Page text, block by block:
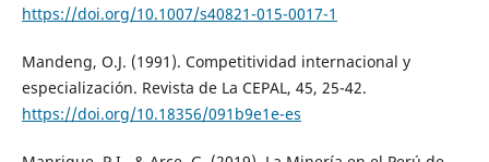
https://doi.org/10.1007/s40821-015-0017-1
Mandeng, O.J. (1991). Competitividad internacional y
especialización. Revista de La CEPAL, 45, 25-42.
https://doi.org/10.18356/091b9e1e-es